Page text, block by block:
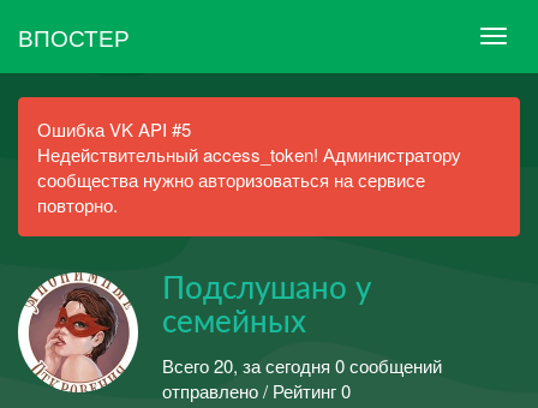
ВПОСТЕР
Ошибка VK API #5
Недействительный access_token! Администратору
сообщества нужно авторизоваться на сервисе
повторно.
Подслушано у
семейных
Всего 20, за сегодня 0 сообщений
отправлено / Рейтинг 0